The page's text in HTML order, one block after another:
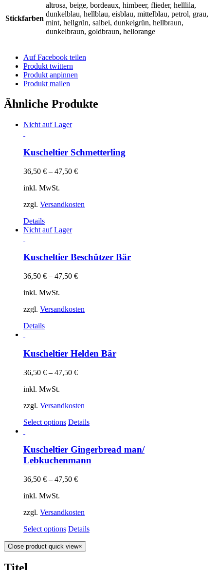
Stickfarben
altrosa, beige, bordeaux, himbeer, flieder, helllila,
dunkelblau, hellblau, eisblau, mittelblau, petrol, grau,
mint, hellgrün, salbei, dunkelgrün, hellbraun,
dunkelbraun, goldbraun, hellorange
Auf Facebook teilen
Produkt twittern
Produkt anpinnen
Produkt mailen
Ähnliche Produkte
Nicht auf Lager
Kuscheltier Schmetterling
36,50 € – 47,50 €
inkl. MwSt.
zzgl. Versandkosten
Details
Nicht auf Lager
Kuscheltier Beschützer Bär
36,50 € – 47,50 €
inkl. MwSt.
zzgl. Versandkosten
Details
Kuscheltier Helden Bär
36,50 € – 47,50 €
inkl. MwSt.
zzgl. Versandkosten
Select options Details
Kuscheltier Gingerbread man/
Lebkuchenmann
36,50 € – 47,50 €
inkl. MwSt.
zzgl. Versandkosten
Select options Details
Close product quick view×